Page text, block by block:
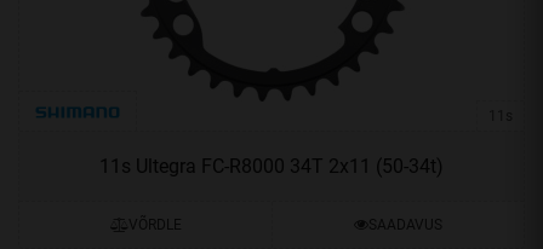
11s Ultegra FC-R8000 34T 2x11 (50-34t)
VÕRDLE SAADAVUS